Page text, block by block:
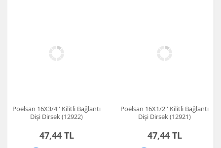
Poelsan 16X3/4'' Kilitli Bağlantı
Dişi Dirsek (12922)
47,44 TL
Poelsan 16X1/2'' Kilitli Bağlantı
Dişi Dirsek (12921)
47,44 TL